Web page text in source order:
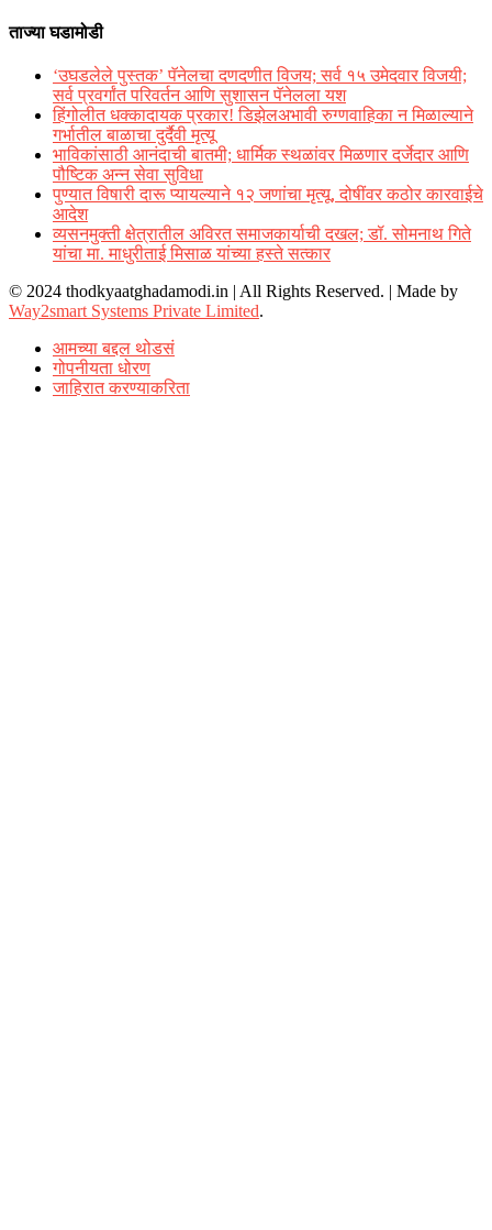
ताज्या घडामोडी
‘उघडलेले पुस्तक’ पॅनेलचा दणदणीत विजय; सर्व १५ उमेदवार विजयी;
सर्व प्रवर्गांत परिवर्तन आणि सुशासन पॅनेलला यश
हिंगोलीत धक्कादायक प्रकार! डिझेलअभावी रुग्णवाहिका न मिळाल्याने
गर्भातील बाळाचा दुर्दैवी मृत्यू
भाविकांसाठी आनंदाची बातमी; धार्मिक स्थळांवर मिळणार दर्जेदार आणि
पौष्टिक अन्न सेवा सुविधा
पुण्यात विषारी दारू प्यायल्याने १२ जणांचा मृत्यू, दोषींवर कठोर कारवाईचे
आदेश
व्यसनमुक्ती क्षेत्रातील अविरत समाजकार्याची दखल; डॉ. सोमनाथ गिते
यांचा मा. माधुरीताई मिसाळ यांच्या हस्ते सत्कार
© 2024 thodkyaatghadamodi.in | All Rights Reserved. | Made by
Way2smart Systems Private Limited.
आमच्या बद्दल थोडसं
गोपनीयता धोरण
जाहिरात करण्याकरिता